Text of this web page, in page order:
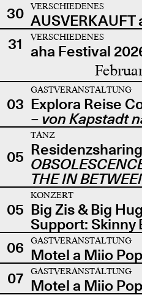
30
VERSCHIEDENES
31
VERSCHIEDENES
aha Festival
03
GASTVERANSTALTUNG
Explora Reise
– von Kapstadt
05
TANZ
THE IN
05
KONZERT
Big Zis & Big
Support: Skinny
06
GASTVERANSTALTUNG
Motel a Miio
07
GASTVERANSTALTUNG
Motel a Miio